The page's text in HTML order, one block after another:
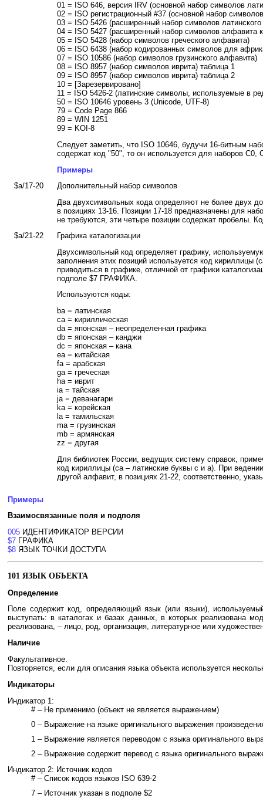
01 = ISO 646, версия IRV (основной набор символов
02 = ISO регистрационный #37 (основной набор
03 = ISO 5426 (расширенный набор символов
04 = ISO 5427 (расширенный набор символов алфавита
05 = ISO 5428 (набор символов греческого алфавита)
06 = ISO 6438 (набор кодированных символов для
07 = ISO 10586 (набор символов грузинского алфавита)
08 = ISO 8957 (набор символов иврита) таблица 1
09 = ISO 8957 (набор символов иврита) таблица 2
10 = [Зарезервировано]
11 = ISO 5426-2 (латинские символы, используемые в
50 = ISO 10646 уровень 3 (Unicode, UTF-8)
79 = Code Page 866
89 = WIN 1251
99 = KOI-8
Следует заметить, что ISO 10646, будучи 16-битным
содержат код "50", то он используется для наборов
Примеры
$a/17-20
Дополнительный набор символов
Два двухсимвольных кода определяют не более двух
в позициях 13-16. Позиции 17-18 предназначены для
не требуются, эти четыре позиции содержат пробелы.
$a/21-22
Графика каталогизации
Двухсимвольный код определяет графику,
заполнения этих позиций используется код кириллицы
приводиться в графике, отличной от графики
подполе $7 ГРАФИКА.
Используются коды:
ba = латинская
ca = кириллическая
da = японская – неопределенная графика
db = японская – канджи
dc = японская – кана
ea = китайская
fa = арабская
ga = греческая
ha = иврит
ia = тайская
ja = деванагари
ka = корейская
la = тамильская
ma = грузинская
mb = армянская
zz = другая
Для библиотек России, ведущих систему справок,
код кириллицы (ca – латинские буквы c и a). При
другой алфавит, в позициях 21-22, соответственно,
Примеры
Взаимосвязанные поля и подполя
005 ИДЕНТИФИКАТОР ВЕРСИИ
$7 ГРАФИКА
$8 ЯЗЫК ТОЧКИ ДОСТУПА
101 ЯЗЫК ОБЪЕКТА
Определение
Поле содержит код, определяющий язык (или языки),
выступать: в каталогах и базах данных, в которых реализована
реализована, – лицо, род, организация, литературное или
Наличие
Факультативное.
Повторяется, если для описания языка объекта используется
Индикаторы
Индикатор 1:
# – Не применимо (объект не является выражением)
0 – Выражение на языке оригинального выражения
1 – Выражение является переводом с языка оригинального
2 – Выражение содержит перевод с языка оригинального
Индикатор 2: Источник кодов
# – Список кодов языков ISO 639-2
7 – Источник указан в подполе $2